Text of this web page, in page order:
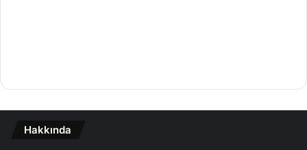
Hakkında